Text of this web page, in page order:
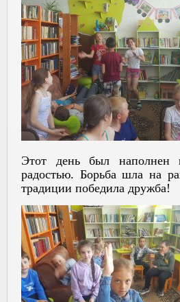
Этот день был наполнен
радостью. Борьба шла на
традиции победила дружба!